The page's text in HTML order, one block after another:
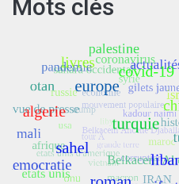
Mots clés